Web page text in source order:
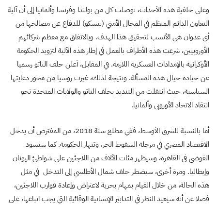
وعلى خلفية هذه الأحداث، توصلت كل من بولندا وفرنسا وألمانيا إلى أن آلية
التعاون الدائم المنظم في المجال الأمني (بيسكو) للدفاع عن مصالحها من
أي عدوان هي الأنسب لتحقيق هذا الهدف. وبالاتفاق مع معظم شركائهم
الأوروبيين، شرعت هذه الأطراف بالعمل في إطار هذه الآلية لتزويد الحكومة
الأوكرانية بالإمدادات العسكرية اللازمة. في المقابل، أعلن حلف الناتو رسميا
عن حياده حيال هذه المسألة. ونتيجة لذلك، غيرت روسيا من محور دعايتها
السياسية، حيث انتقلت من التنديد بحلف الناتو والولايات المتحدة نحو
انتقاد الاتحاد الأوروبي وألمانيا.
أما بالنسبة للشرق الأوسط، ففي مطلع سنة 2018، من المفترض أن يدخل
الاقتصاد المصري في مرحلة السقوط الحر، وتنهار الحكومة. كما ستسود
الفوضى في القاهرة، وسيظهر مئات الآلاف من اللاجئين على شواطئ اليونان
وإيطاليا. ومرة أخرى، سيضطر حلف شمال الأطلسي إلى التدخل في مثل
هذه الحالة، من خلال القيام بمهام بحرية لاعتراض وإعادة قوارب اللاجئين،
فضلا عن أنه سيعيد النظر في التدابير الإنسانية الوقائية التي يجب اتباعها، على